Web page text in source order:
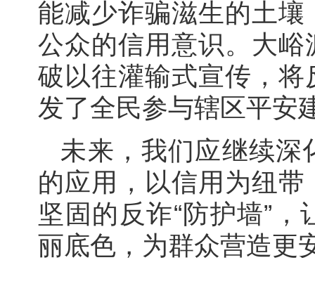
能减少诈骗滋生的土
公众的信用意识。大
破以往灌输式宣传，
发了全民参与辖区平安
未来，我们应继续深
的应用，以信用为纽
坚固的反诈“防护墙”
丽底色，为群众营造更